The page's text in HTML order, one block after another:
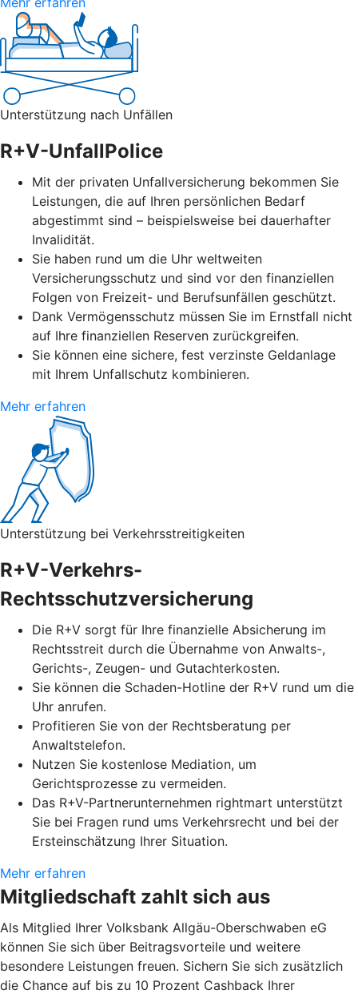
Unterstützung nach Unfällen
R+V-UnfallPolice
Mit der privaten Unfallversicherung bekommen Sie
Leistungen, die auf Ihren persönlichen Bedarf
abgestimmt sind – beispielsweise bei dauerhafter
Invalidität.
Sie haben rund um die Uhr weltweiten
Versicherungsschutz und sind vor den finanziellen
Folgen von Freizeit- und Berufsunfällen geschützt.
Dank Vermögensschutz müssen Sie im Ernstfall nicht
auf Ihre finanziellen Reserven zurückgreifen.
Sie können eine sichere, fest verzinste Geldanlage
mit Ihrem Unfallschutz kombinieren.
Mehr erfahren
Unterstützung bei Verkehrsstreitigkeiten
R+V-Verkehrs-
Rechtsschutzversicherung
Die R+V sorgt für Ihre finanzielle Absicherung im
Rechtsstreit durch die Übernahme von Anwalts-,
Gerichts-, Zeugen- und Gutachterkosten.
Sie können die Schaden-Hotline der R+V rund um die
Uhr anrufen.
Profitieren Sie von der Rechtsberatung per
Anwaltstelefon.
Nutzen Sie kostenlose Mediation, um
Gerichtsprozesse zu vermeiden.
Das R+V-Partnerunternehmen rightmart unterstützt
Sie bei Fragen rund ums Verkehrsrecht und bei der
Ersteinschätzung Ihrer Situation.
Mehr erfahren
Mitgliedschaft zahlt sich aus
Als Mitglied Ihrer Volksbank Allgäu-Oberschwaben eG
können Sie sich über Beitragsvorteile und weitere
besondere Leistungen freuen. Sichern Sie sich zusätzlich
die Chance auf bis zu 10 Prozent Cashback Ihrer